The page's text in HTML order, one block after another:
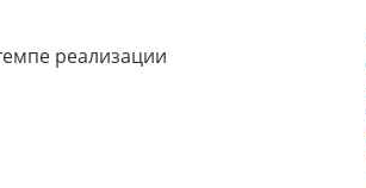
реализации